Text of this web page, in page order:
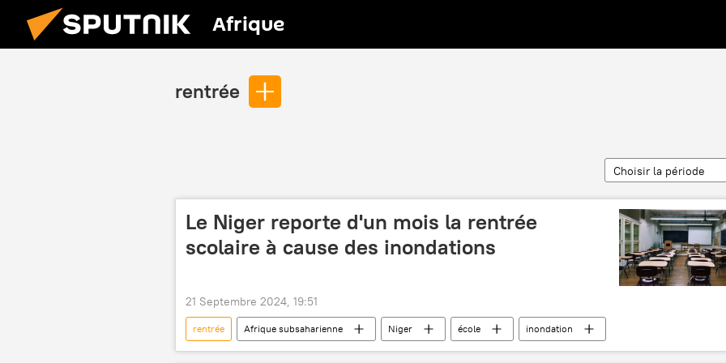
Afrique
rentrée
Choisir la période
Le Niger reporte d'un mois la rentrée
scolaire à cause des inondations
21 Septembre 2024, 19:51
rentrée Afrique subsaharienne Niger école inondation